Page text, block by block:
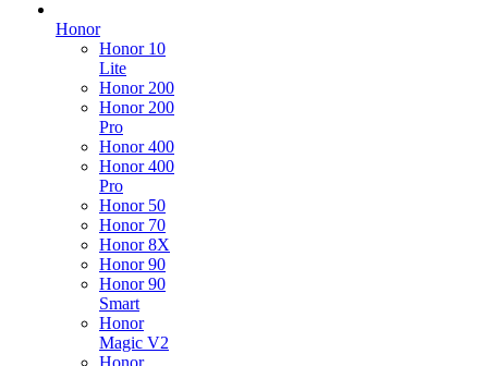
Honor
Honor 10
Lite
Honor 200
Honor 200
Pro
Honor 400
Honor 400
Pro
Honor 50
Honor 70
Honor 8X
Honor 90
Honor 90
Smart
Honor
Magic V2
Honor